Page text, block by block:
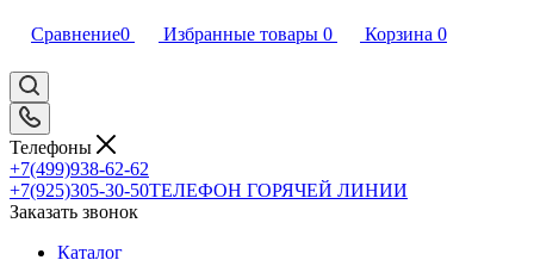
Сравнение0 Избранные товары 0 Корзина 0
Телефоны
+7(499)938-62-62
+7(925)305-30-50ТЕЛЕФОН ГОРЯЧЕЙ ЛИНИИ
Заказать звонок
Каталог